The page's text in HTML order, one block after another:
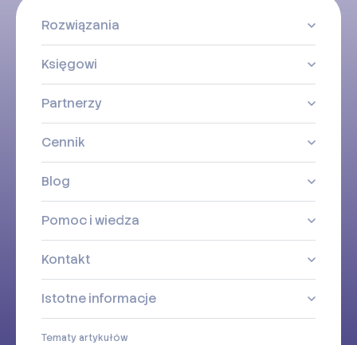
Rozwiązania
Księgowi
Partnerzy
Cennik
Blog
Pomoc i wiedza
Kontakt
Istotne informacje
Tematy artykułów